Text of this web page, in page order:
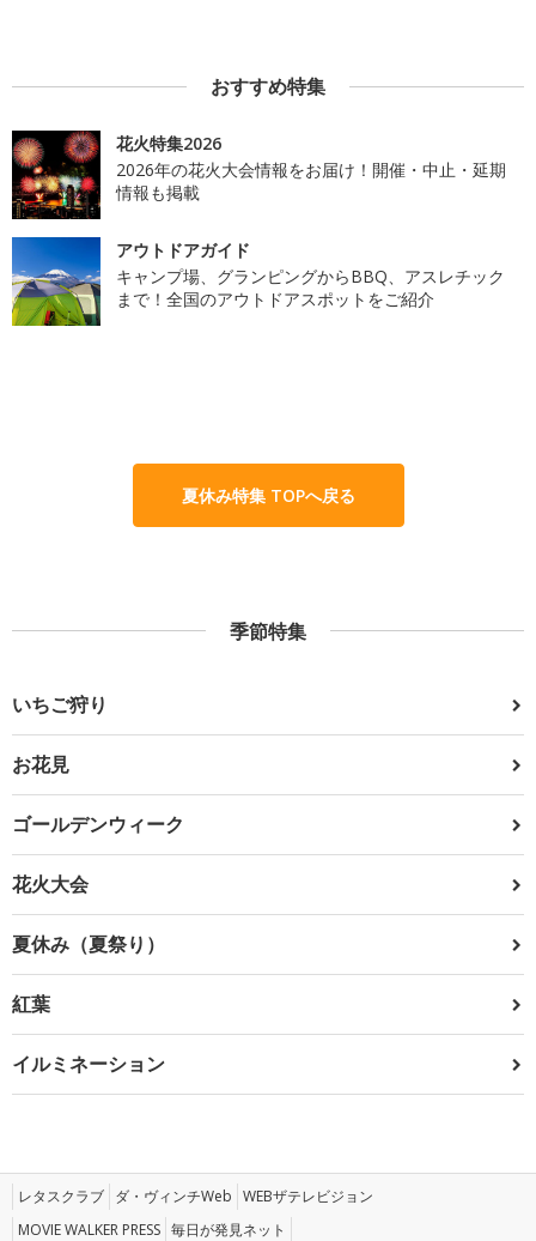
おすすめ特集
花火特集2026
2026年の花火大会情報をお届け！開催・中止・延期
情報も掲載
アウトドアガイド
キャンプ場、グランピングからBBQ、アスレチック
まで！全国のアウトドアスポットをご紹介
夏休み特集 TOPへ戻る
季節特集
いちご狩り
お花見
ゴールデンウィーク
花火大会
夏休み（夏祭り）
紅葉
イルミネーション
レタスクラブ ダ・ヴィンチWeb WEBザテレビジョン
MOVIE WALKER PRESS 毎日が発見ネット